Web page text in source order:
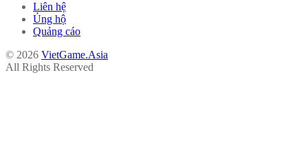
Liên hệ
Ủng hộ
Quảng cáo
© 2026 VietGame.Asia
All Rights Reserved